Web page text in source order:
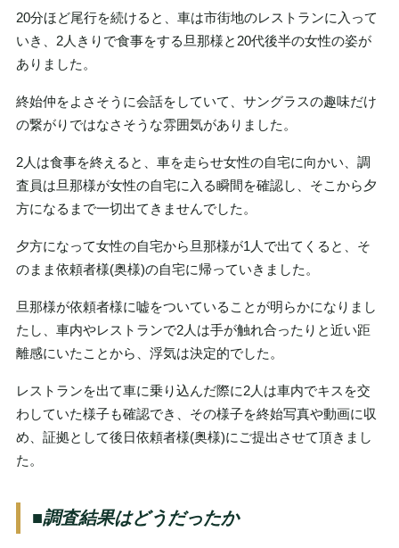
20分ほど尾行を続けると、車は市街地のレストランに入って
いき、2人きりで食事をする旦那様と20代後半の女性の姿が
ありました。
終始仲をよさそうに会話をしていて、サングラスの趣味だけ
の繋がりではなさそうな雰囲気がありました。
2人は食事を終えると、車を走らせ女性の自宅に向かい、調
査員は旦那様が女性の自宅に入る瞬間を確認し、そこから夕
方になるまで一切出てきませんでした。
夕方になって女性の自宅から旦那様が1人で出てくると、そ
のまま依頼者様(奥様)の自宅に帰っていきました。
旦那様が依頼者様に嘘をついていることが明らかになりまし
たし、車内やレストランで2人は手が触れ合ったりと近い距
離感にいたことから、浮気は決定的でした。
レストランを出て車に乗り込んだ際に2人は車内でキスを交
わしていた様子も確認でき、その様子を終始写真や動画に収
め、証拠として後日依頼者様(奥様)にご提出させて頂きまし
た。
■調査結果はどうだったか